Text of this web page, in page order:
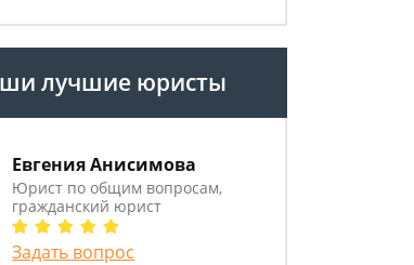
лучшие юристы
Евгения Анисимова
Юрист по общим вопросам,
гражданский юрист
Задать вопрос